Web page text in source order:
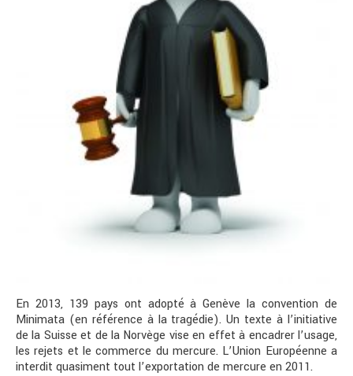
En 2013, 139 pays ont adopté à Genève la convention de
Minimata (en référence à la tragédie). Un texte à l’initiative
de la Suisse et de la Norvège vise en effet à encadrer l’usage,
les rejets et le commerce du mercure. L’Union Européenne a
interdit quasiment tout l’exportation de mercure en 2011.